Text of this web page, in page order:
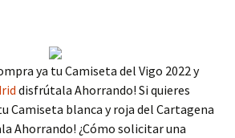
ya tu Camiseta del Vigo 2022 y
disfrútala Ahorrando! Si quieres
Camiseta blanca y roja del Cartagena
Ahorrando! ¿Cómo solicitar una